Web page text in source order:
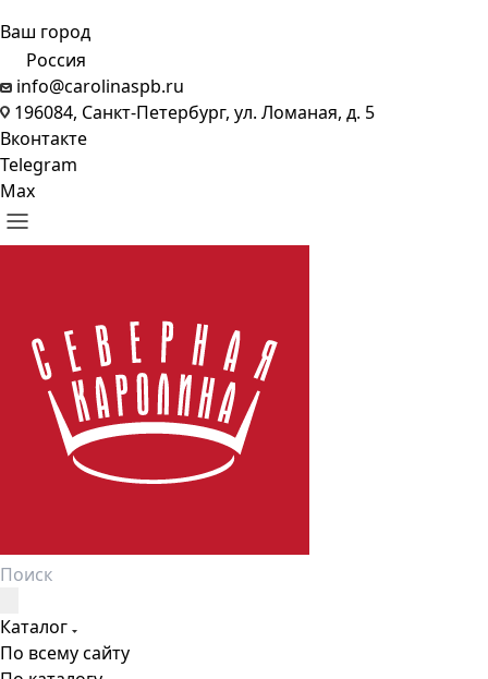
Ваш город
Россия
info@carolinaspb.ru
196084, Санкт-Петербург, ул. Ломаная, д. 5
Вконтакте
Telegram
Max
Каталог
По всему сайту